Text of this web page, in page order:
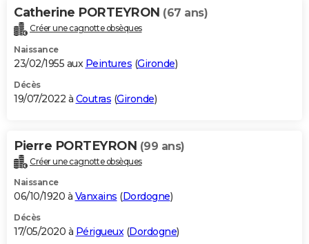
Catherine PORTEYRON (67 ans)
Créer une cagnotte obsèques
Naissance
23/02/1955 aux Peintures (Gironde)
Décès
19/07/2022 à Coutras (Gironde)
Pierre PORTEYRON (99 ans)
Créer une cagnotte obsèques
Naissance
06/10/1920 à Vanxains (Dordogne)
Décès
17/05/2020 à Périgueux(Dordogne)